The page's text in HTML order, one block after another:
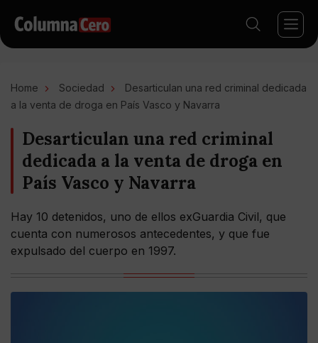
Home Sociedad
Desarticulan una red criminal dedicada
a la venta de droga en País Vasco y Navarra
Desarticulan una red criminal
dedicada a la venta de droga en
País Vasco y Navarra
Hay 10 detenidos, uno de ellos exGuardia Civil, que
cuenta con numerosos antecedentes, y que fue
expulsado del cuerpo en 1997.